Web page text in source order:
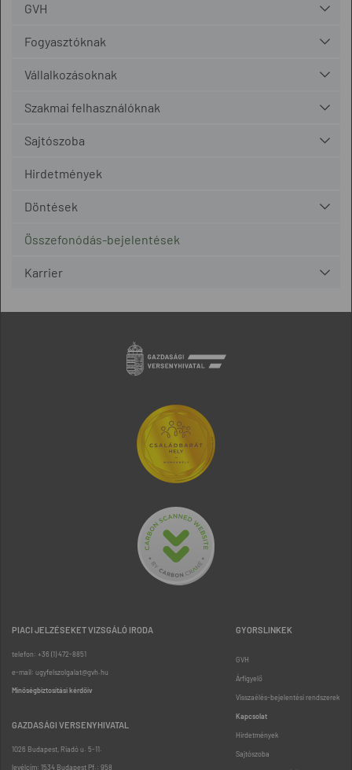
GVH
Fogyasztóknak
Vállalkozásoknak
Szakmai felhasználóknak
Sajtószoba
Hirdetmények
Döntések
Összefonódás-bejelentések
Karrier
PIACI JELZÉSEKET VIZSGÁLÓ IRODA
telefon: +36 (1) 472-8851
e-mail: ugyfelszolgalat@gvh.hu
Minőségbiztosítási kérdőív
GAZDASÁGI VERSENYHIVATAL
1026 Budapest, Riadó u. 5-11.
levélcím: 1534 Budapest Pf.: 958
GYORSLINKEK
GVH
Árfigyelő
Visszaélés-bejelentési rendszerek
Kapcsolat
Hirdetmények
Sajtószoba